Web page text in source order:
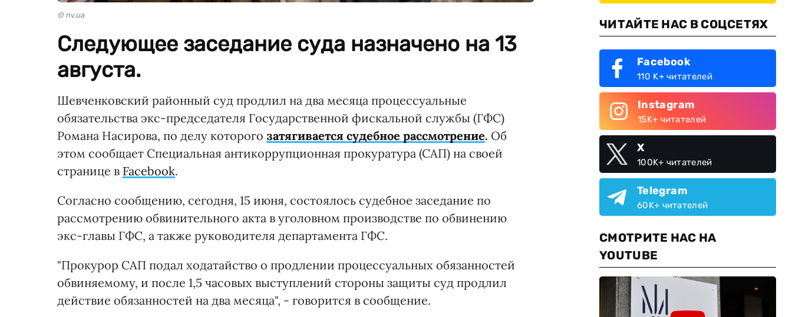
© nv.ua
Следующее заседание суда назначено на 13
августа.
Шевченковский районный суд продлил на два месяца процессуальные
обязательства экс-председателя Государственной фискальной службы (ГФС)
Романа Насирова, по делу которого затягивается судебное рассмотрение. Об
этом сообщает Специальная антикоррупционная прокуратура (САП) на своей
странице в Facebook.
Согласно сообщению, сегодня, 15 июня, состоялось судебное заседание по
рассмотрению обвинительного акта в уголовном производстве по обвинению
экс-главы ГФС, а также руководителя департамента ГФС.
"Прокурор САП подал ходатайство о продлении процессуальных обязанностей
обвиняемому, и после 1,5 часовых выступлений стороны защиты суд продлил
действие обязанностей на два месяца", - говорится в сообщение.
ЧИТАЙТЕ НАС В СОЦСЕТЯХ
Facebook
110 K+ читателей
Instagram
15K+ читателей
X
100K+ читателей
Telegram
60K+ читателей
СМОТРИТЕ НАС НА
YOUTUBE